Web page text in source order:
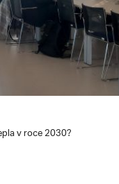
v roce 2030?